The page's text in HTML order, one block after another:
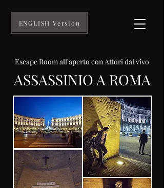
ENGLISH Version
Escape Room all'aperto con Attori dal vivo
ASSASSINIO A ROMA